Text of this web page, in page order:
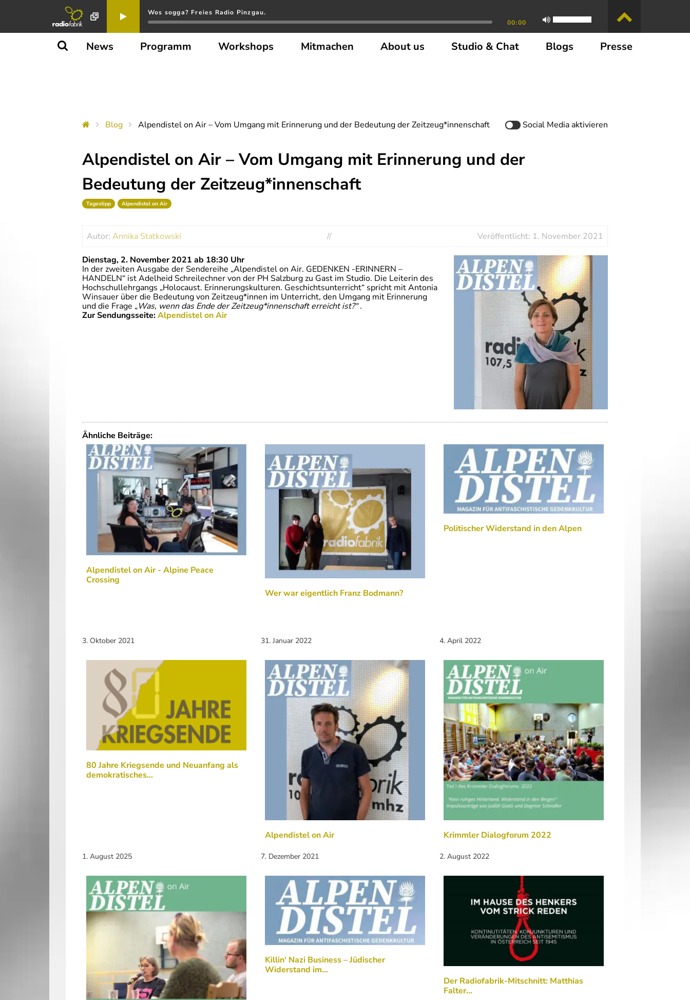
Wos sogga? Freies Radio Pinzgau.
00:00
News Programm Workshops Mitmachen About us Studio & Chat Blogs Presse
Blog Alpendistel on Air – Vom Umgang mit Erinnerung und der Bedeutung der Zeitzeug*innenschaft Social Mediaaktivieren
Alpendistel on Air – Vom Umgang mit Erinnerung und der
Bedeutung der Zeitzeug*innenschaft
Tagestipp Alpendistel on Air
Autor: Annika Statkowski // Veröffentlicht: 1. November 2021
Dienstag, 2. November 2021 ab 18:30 Uhr
In der zweiten Ausgabe der Sendereihe „Alpendistel on Air. GEDENKEN -ERINNERN –
HANDELN“ ist Adelheid Schreilechner von der PH Salzburg zu Gast im Studio. Die Leiterin des
Hochschullehrgangs „Holocaust. Erinnerungskulturen. Geschichtsunterricht“ spricht mit Antonia
Winsauer über die Bedeutung von Zeitzeug*innen im Unterricht, den Umgang mit Erinnerung
und die Frage „Was, wenn das Ende der Zeitzeug*innenschaft erreicht ist?“ .
Zur Sendungsseite:Alpendistel on Air
Ähnliche Beiträge:
Alpendistel on Air - Alpine Peace
Crossing
3. Oktober 2021
Wer war eigentlich Franz Bodmann?
31. Januar 2022
Politischer Widerstand in den Alpen
4. April 2022
80 Jahre Kriegsende und Neuanfang als
demokratisches…
1. August 2025
Alpendistel on Air
7. Dezember 2021
Krimmler Dialogforum 2022
2. August 2022
Killin‘ Nazi Business – Jüdischer
Widerstand im…
Der Radiofabrik-Mitschnitt: Matthias
Falter…